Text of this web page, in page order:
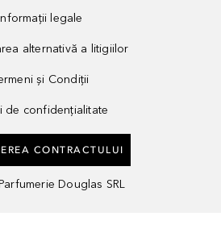
legale
alternativă a litigiilor
și Condiții
de confidențialitate
CONTRACTULUI
Parfumerie Douglas SRL